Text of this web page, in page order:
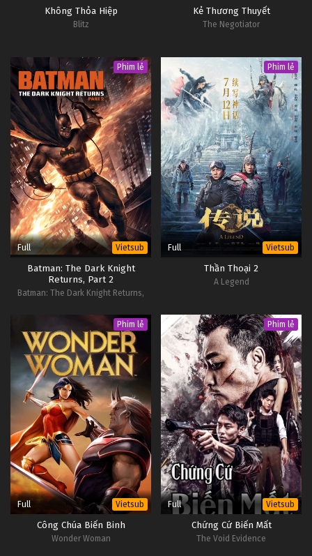
Không Thỏa Hiệp
Blitz
Kẻ Thương Thuyết
The Negotiator
Phim lẻ
Full Vietsub
Batman: The Dark Knight
Returns, Part 2
Batman: The Dark Knight Returns,
Phim lẻ
Full Vietsub
Thần Thoại 2
A Legend
Phim lẻ
Full Vietsub
Công Chúa Biến Binh
Wonder Woman
Phim lẻ
Full Vietsub
Chứng Cứ Biến Mất
The Void Evidence